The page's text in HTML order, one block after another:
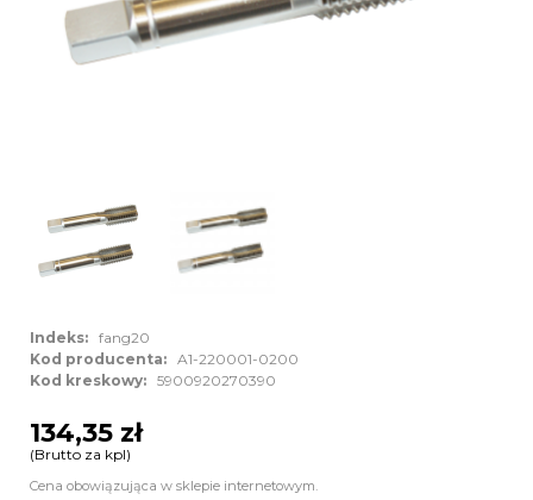
Indeks: fang20
Kod producenta: A1-220001-0200
Kod kreskowy: 5900920270390
134,35 zł
(Brutto za kpl)
Cena obowiązująca w sklepie internetowym.